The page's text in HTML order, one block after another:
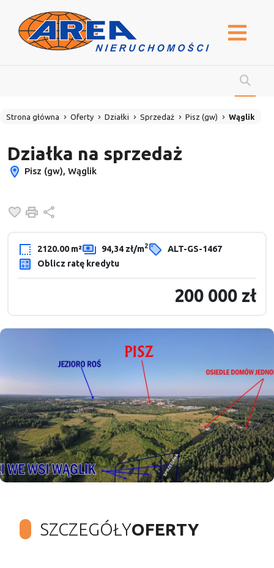
Strona główna Oferty Działki Sprzedaż Pisz (gw) Wąglik
Działka na sprzedaż
Pisz (gw), Wąglik
Dodaj do ulubionych
Drukuj
2120.00 m² 94,34 zł/m2
ALT-GS-1467
Oblicz ratę kredytu
200 000 zł
SZCZEGÓŁYOFERTY